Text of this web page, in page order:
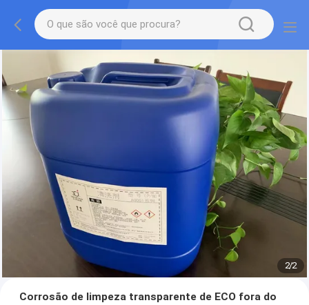
2/2
Corrosão de limpeza transparente de ECO fora do